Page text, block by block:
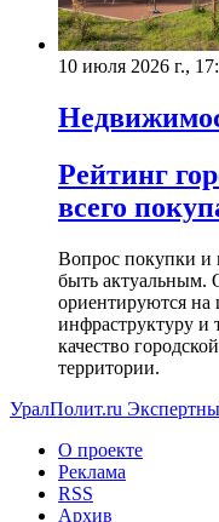
10 июля 2026 г.,
Рейтинг
всего
Вопрос покупки и
быть актуальным.
ориентируются на
инфраструктуру и
качество
территории.
УралПолит.ru
О проекте
Реклама
RSS
Архив